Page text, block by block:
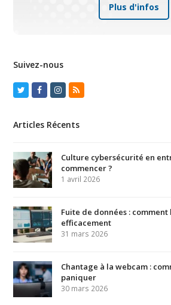
Plus d'infos
Suivez-nous
TwitterFacebook
Instagram
RSS
Articles Récents
Culture cybersécurité en
commencer ?
1 avril 2026
Fuite de données :
efficacement
31 mars 2026
Chantage à la webcam :
paniquer
30 mars 2026